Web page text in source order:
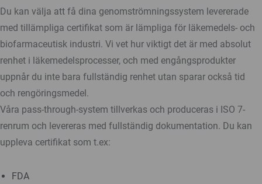
Du kan välja att få dina genomströmningssystem levererade
med tillämpliga certifikat som är lämpliga för läkemedels- och
biofarmaceutisk industri. Vi vet hur viktigt det är med absolut
renhet i läkemedelsprocesser, och med engångsprodukter
uppnår du inte bara fullständig renhet utan sparar också tid
och rengöringsmedel.
Våra pass-through-system tillverkas och produceras i ISO 7-
renrum och levereras med fullständig dokumentation. Du kan
uppleva certifikat som t.ex:
FDA